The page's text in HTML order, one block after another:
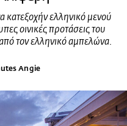
κατεξοχήν ελληνικό μενού
οινικές προτάσεις του
τον ελληνικό αμπελώνα.
Angie